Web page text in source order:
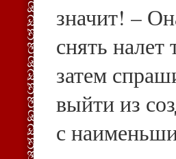
значит! –
снять налет
затем
выйти из
с